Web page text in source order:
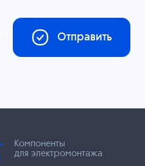
Отправить
Компоненты
для электромонтажа